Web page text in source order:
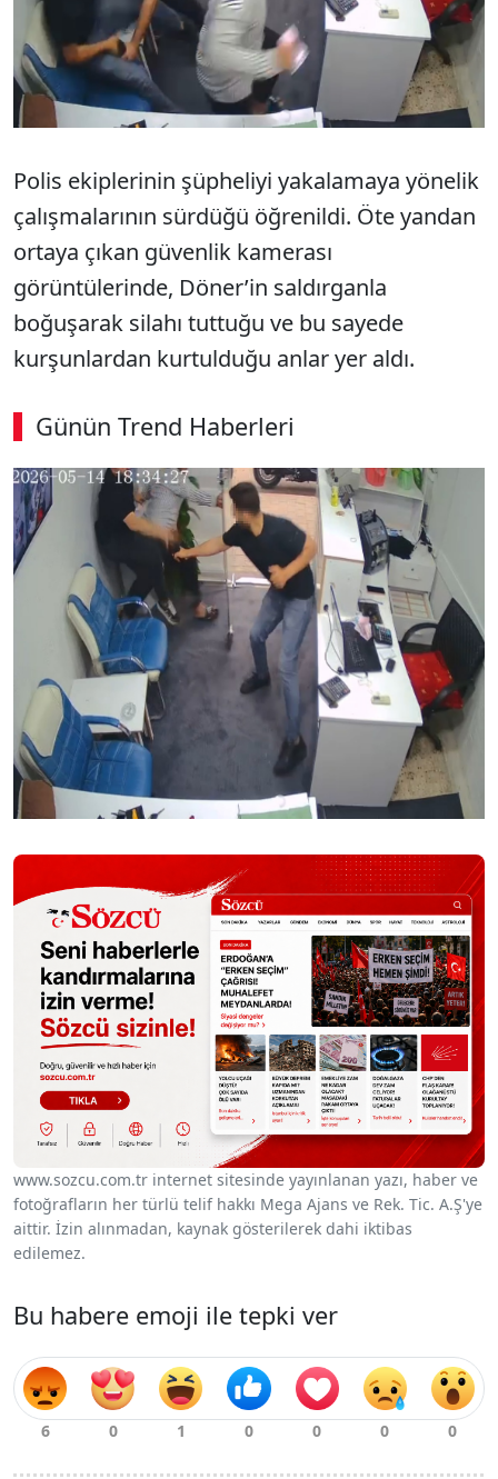
Polis ekiplerinin şüpheliyi yakalamaya yönelik
çalışmalarının sürdüğü öğrenildi. Öte yandan
ortaya çıkan güvenlik kamerası
görüntülerinde, Döner’in saldırganla
boğuşarak silahı tuttuğu ve bu sayede
kurşunlardan kurtulduğu anlar yer aldı.
Günün Trend Haberleri
www.sozcu.com.tr internet sitesinde yayınlanan yazı, haber ve
fotoğrafların her türlü telif hakkı Mega Ajans ve Rek. Tic. A.Ş'ye
aittir. İzin alınmadan, kaynak gösterilerek dahi iktibas
edilemez.
Bu habere emoji ile tepki ver